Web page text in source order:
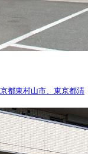
都東村山市、東京都清